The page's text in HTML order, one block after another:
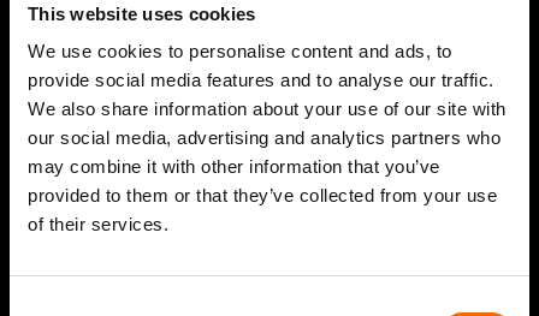
This website uses cookies
We use cookies to personalise content and ads, to
provide social media features and to analyse our traffic.
We also share information about your use of our site with
our social media, advertising and analytics partners who
may combine it with other information that you’ve
provided to them or that they’ve collected from your use
of their services.